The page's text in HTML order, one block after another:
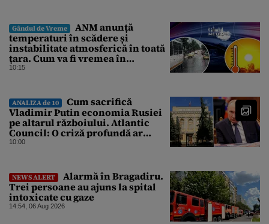
Gândul de Vreme
ANM anunță
temperaturi în scădere și
instabilitate atmosferică în toată
țara. Cum va fi vremea în
București și când vin vijeliile
10:15
ANALIZA de 10
Cum sacrifică
Vladimir Putin economia Rusiei
pe altarul războiului. Atlantic
Council: O criză profundă ar
putea forța Kremlinul să apeleze
10:00
NEWS ALERT
Alarmă în Bragadiru.
Trei persoane au ajuns la spital
intoxicate cu gaze
14:54, 06 Aug 2026